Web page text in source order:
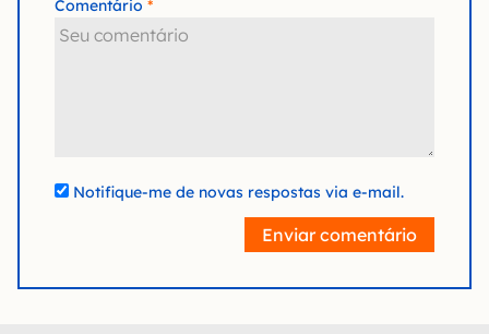
Comentário
Notifique-me de novas respostas via e-mail.
Enviar comentário